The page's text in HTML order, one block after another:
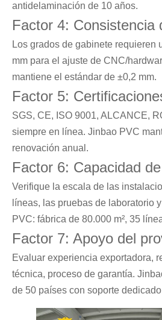
antidelaminación de 10 años.
Factor 4: Consistencia
Los grados de gabinete requieren
mm para el ajuste de CNC/
mantiene el estándar de ±0,2 mm.
Factor 5:
SGS, CE, ISO 9001, ALCANCE,
siempre en línea. Jinbao PVC
renovación anual.
Factor 6: Capacidad
Verifique la escala de las
líneas, las pruebas de laboratorio
PVC: fábrica de 80.000 m², 35
Factor 7: Apoyo del
Evaluar experiencia exportadora,
técnica, proceso de garantía.
de 50 países con soporte